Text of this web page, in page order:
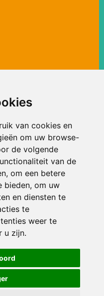
van cookies en
om uw browse-
de volgende
van de
, om een betere
bieden, om uw
en diensten te
te
weer te
u zijn.
VAN
voorbehouden
|RSIN en Anbi